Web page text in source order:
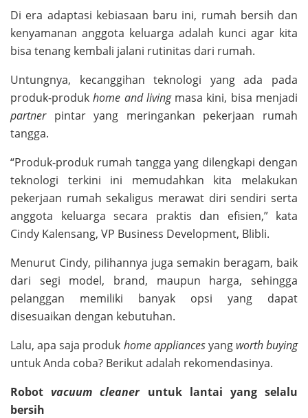
Di era adaptasi kebiasaan baru ini, rumah bersih dan
kenyamanan anggota keluarga adalah kunci agar kita
bisa tenang kembali jalani rutinitas dari rumah.
Untungnya, kecanggihan teknologi yang ada pada
produk-produkhome and living masa kini, bisa menjadi
partner pintar yang meringankan pekerjaan rumah
tangga.
“Produk-produk rumah tangga yang dilengkapi dengan
teknologi terkini ini memudahkan kita melakukan
pekerjaan rumah sekaligus merawat diri sendiri serta
anggota keluarga secara praktis dan efisien,” kata
Cindy Kalensang, VP Business Development, Blibli.
Menurut Cindy, pilihannya juga semakin beragam, baik
dari segi model, brand, maupun harga, sehingga
pelanggan memiliki banyak opsi yang dapat
disesuaikan dengan kebutuhan.
Lalu, apa saja produk home appliancesyang worth buying
untuk Anda coba? Berikut adalah rekomendasinya.
Robotvacuum cleaner untuk lantai yang selalu
bersih